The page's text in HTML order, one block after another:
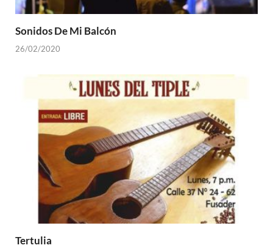
Sonidos De Mi Balcón
26/02/2020
Tertulia